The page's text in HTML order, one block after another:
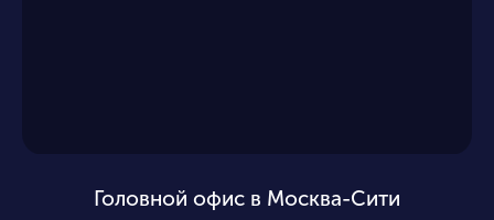
Головной офис в Москва-Сити